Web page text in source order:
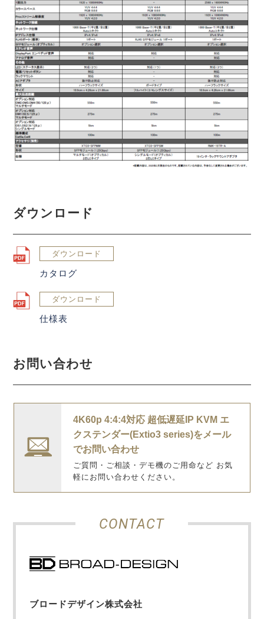
ダウンロード
ダウンロード
カタログ
ダウンロード
仕様表
お問い合わせ
4K60p 4:4:4対応 超低遅延IP KVM エ
クステンダー(Extio3 series)をメール
でお問い合わせ
ご質問・ご相談・デモ機のご用命など お気
軽にお問い合わせください。
CONTACT
ブロードデザイン株式会社